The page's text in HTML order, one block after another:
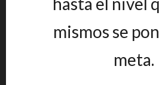
mismos se
meta.